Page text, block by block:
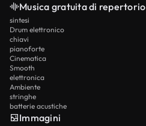
Musica gratuita di repertorio
sintesi
Drum elettronico
chiavi
pianoforte
Cinematica
Smooth
elettronica
Ambiente
stringhe
batterie acustiche
Immagini